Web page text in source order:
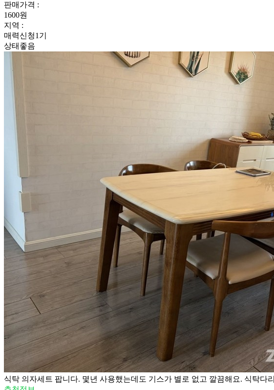
판매가격 :
1600원
지역 :
매력신청1기
상태좋음
식탁 의자세트 팝니다. 몇년 사용했는데도 기스가 별로 없고 깔끔해요. 식탁